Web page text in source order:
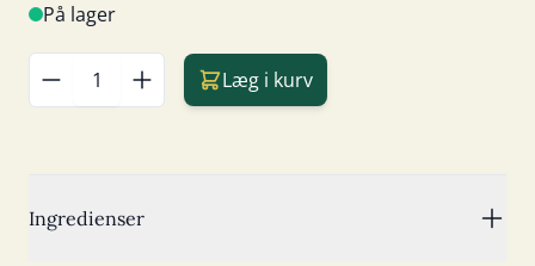
På lager
Læg i kurv
Ingredienser